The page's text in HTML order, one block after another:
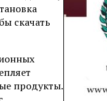
скачать
продукты.